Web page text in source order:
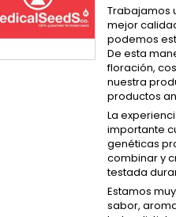
Trabajamos
mejor
podemos
De esta
floración,
nuestra
productos
La
importante
genéticas
combinar y
testada
Estamos
sabor,